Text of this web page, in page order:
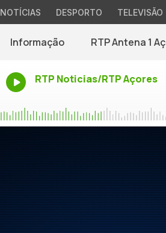
NOTÍCIAS DESPORTO TELEVISÃO
Informação RTP Antena 1
RTP Noticias/RTP Açores